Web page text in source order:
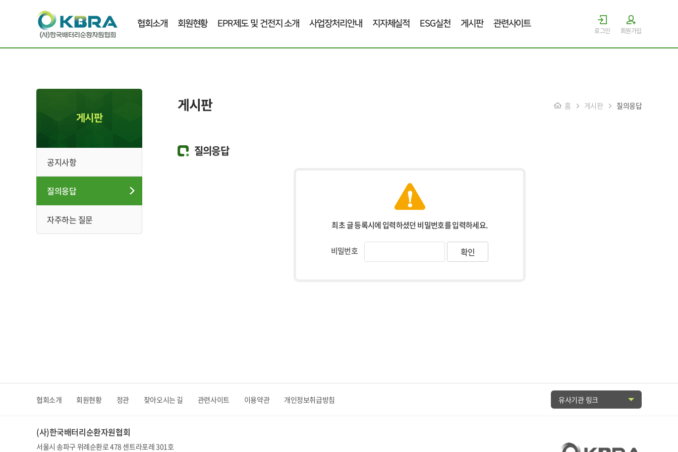
협회소개 회원현황 EPR제도 및 건전지 소개 사업장처리안내 지자체실적 ESG실천 게시판 관련사이트
로그인 회원가입
게시판
공지사항
질의응답
자주하는 질문
게시판 홈 게시판 질의응답
질의응답
최초 글 등록시에 입력하셨던 비밀번호를 입력하세요.
비밀번호
협회소개 회원현황 정관 찾아오시는 길 관련사이트 이용약관 개인정보취급방침 유사기관 링크
(사)한국배터리순환자원협회
서울시 송파구 위례순환로 478 센트라포레 301호